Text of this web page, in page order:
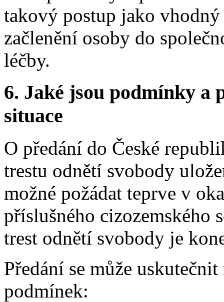
takový postup jako vhodný
začlenění osoby do
léčby.
6. Jaké jsou podmínky a
situace
O předání do České
trestu odnětí svobody
možné požádat teprve v
příslušného cizozemského
trest odnětí svobody je
Předání se může
podmínek: